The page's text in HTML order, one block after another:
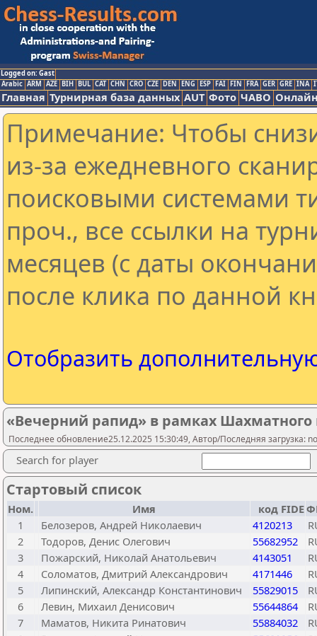
Logged on: Gast
Arabic ARM AZE BIH BUL CAT CHN CRO CZE DEN ENG ESP FAI FIN FRA GER GRE INA
Главная Турнирная база данных AUT Фото ЧАВО
Примечание: Чтобы
из-за ежедневного
поисковыми системами
проч., все ссылки на
месяцев (с даты
после клика по данной
Отобразить
«Вечерний рапид» в рамках Шахматного
Последнее обновление25.12.2025 15:30:49, Автор/Последняя загрузка:
Search for player
Стартовый список
Ном. Имя код FIDE
1
Белозеров, Андрей Николаевич 4120213
2
Тодоров, Денис Олегович 55682952
3
Пожарский, Николай Анатольевич 4143051
4
Соломатов, Дмитрий Александрович 4171446
5
Липинский, Александр Константинович 55829015
6
Левин, Михаил Денисович 55644864
7
Маматов, Никита Ринатович 55884032